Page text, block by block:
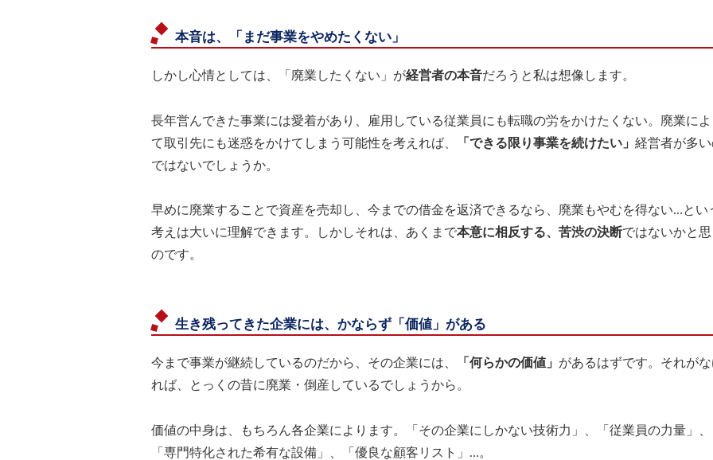
本音は、「まだ事業をやめたくない」
しかし心情としては、「廃業したくない」が経営者の本音だろうと私は想像します。
長年営んできた事業には愛着があり、雇用している従業員にも転職の労をかけたくない。廃業に
て取引先にも迷惑をかけてしまう可能性を考えれば、
「できる限り事業を続けたい」 経営者が多
ではないでしょうか。
早めに廃業することで資産を売却し、今までの借金を返済できるなら、廃業もやむを得ない…とい
考えは大いに理解できます。しかしそれは、あくまで本意に相反する、苦渋の決断ではないかと
のです。
生き残ってきた企業には、かならず「価値」がある
今まで事業が継続しているのだから、その企業には、 「何らかの価値」 があるはずです。それが
れば、とっくの昔に廃業・倒産しているでしょうから。
価値の中身は、もちろん各企業によります。「その企業にしかない技術力」、「従業員の力量」、
「専門特化された希有な設備」、「優良な顧客リスト」…。